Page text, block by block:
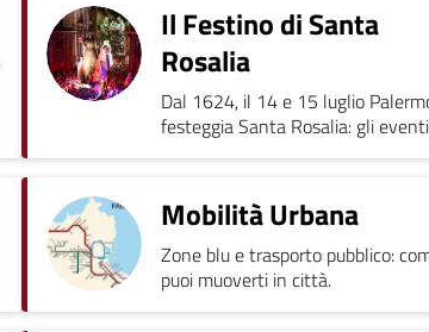
Il Festino di Santa
Rosalia
Dal 1624, il 14 e 15 luglio
festeggia Santa Rosalia: gli eventi
Mobilità Urbana
Zone blu e trasporto pubblico:
puoi muoverti in città.